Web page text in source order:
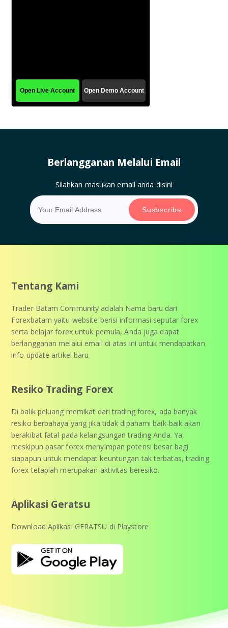
Berlangganan Melalui Email
Silahkan masukan email anda disini
Tentang Kami
Trader Batam Community adalah Nama baru dari
Forexbatam yaitu website berisi informasi seputar forex
serta belajar forex untuk pemula, Anda juga dapat
berlangganan melalui email di atas ini untuk mendapatkan
info update artikel baru
Resiko Trading Forex
Di balik peluang memikat dari trading forex, ada banyak
resiko berbahaya yang jika tidak dipahami baik-baik akan
berakibat fatal pada kelangsungan trading Anda. Ya,
meskipun pasar forex menyimpan potensi besar bagi
siapapun untuk mendapat keuntungan tak terbatas, trading
forex tetaplah merupakan aktivitas beresiko.
Aplikasi Geratsu
Download Aplikasi GERATSU di Playstore